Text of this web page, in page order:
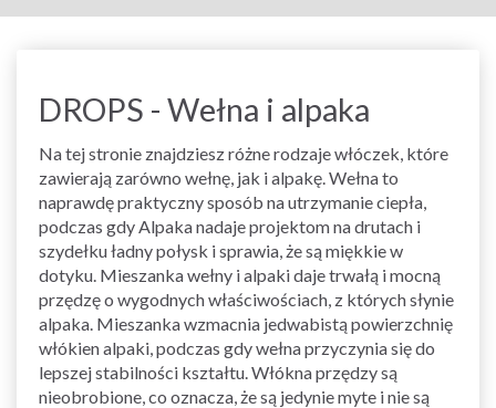
DROPS - Wełna i alpaka
Na tej stronie znajdziesz różne rodzaje włóczek, które
zawierają zarówno wełnę, jak i alpakę. Wełna to
naprawdę praktyczny sposób na utrzymanie ciepła,
podczas gdy Alpaka nadaje projektom na drutach i
szydełku ładny połysk i sprawia, że są miękkie w
dotyku. Mieszanka wełny i alpaki daje trwałą i mocną
przędzę o wygodnych właściwościach, z których słynie
alpaka. Mieszanka wzmacnia jedwabistą powierzchnię
włókien alpaki, podczas gdy wełna przyczynia się do
lepszej stabilności kształtu. Włókna przędzy są
nieobrobione, co oznacza, że są jedynie myte i nie są